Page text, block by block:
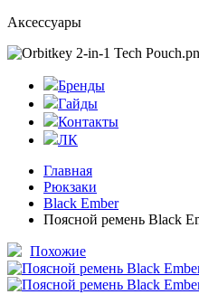
Аксессуары
Бренды
Гайды
Контакты
ЛК
Главная
Рюкзаки
Black Ember
Поясной ремень Black
Похожие